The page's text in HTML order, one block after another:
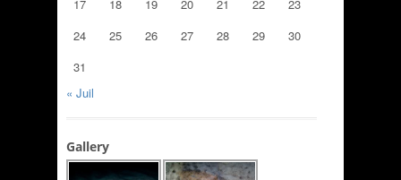
17
18 19 20 21 22
23
24
25 26 27 28 29
30
31
« Juil
Gallery